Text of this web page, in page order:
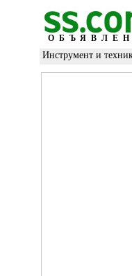
Инструмент и